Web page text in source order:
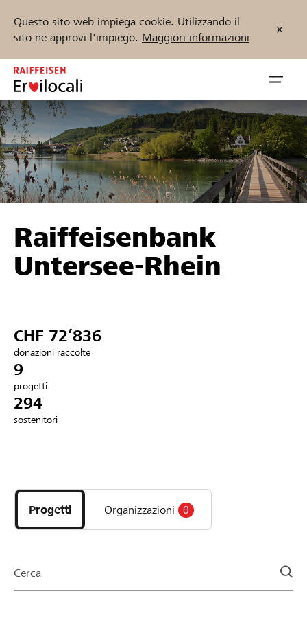
Questo sito web impiega cookie. Utilizzando il
sito ne approvi l'impiego. Maggiori informazioni
Zum
Inhalt
springen
öffnen
Sostenere
Aiuto & supporto
Collegarsi
Trova progetti e organizzazioni
Inizia ora
DE FR IT
Raiffeisenbank
Untersee-Rhein
CHF 72’836
donazioni raccolte
9
progetti
294
sostenitori
i
progetti
e
della
Progetti Organizzazioni 0
Cerca